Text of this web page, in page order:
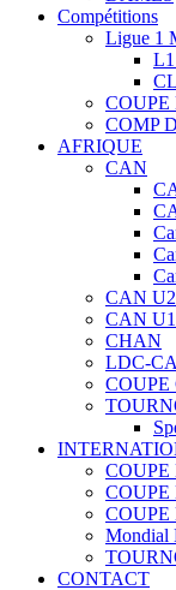
Compétitions
Ligue 1
COMP
AFRIQUE
CAN
CAN
CAN
CHAN
LDC-
COUPE
Mondial
CONTACT